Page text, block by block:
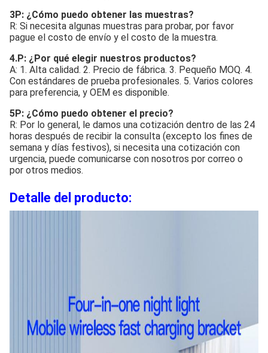
3P: ¿Cómo puedo obtener las muestras?
R: Si necesita algunas muestras para probar, por favor
pague el costo de envío y el costo de la muestra.
4.P: ¿Por qué elegir nuestros productos?
A: 1. Alta calidad. 2. Precio de fábrica. 3. Pequeño MOQ. 4.
Con estándares de prueba profesionales. 5. Varios colores
para preferencia, y OEM es disponible.
5P: ¿Cómo puedo obtener el precio?
R: Por lo general, le damos una cotización dentro de las 24
horas después de recibir la consulta (excepto los fines de
semana y días festivos), si necesita una cotización con
urgencia, puede comunicarse con nosotros por correo o
por otros medios.
Detalle del producto: